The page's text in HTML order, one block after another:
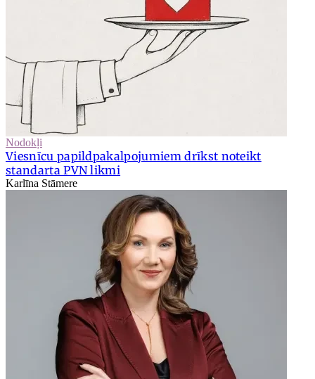
Nodokļi
Viesnīcu papildpakalpojumiem drīkst noteikt
standarta PVN likmi
Karlīna Stāmere